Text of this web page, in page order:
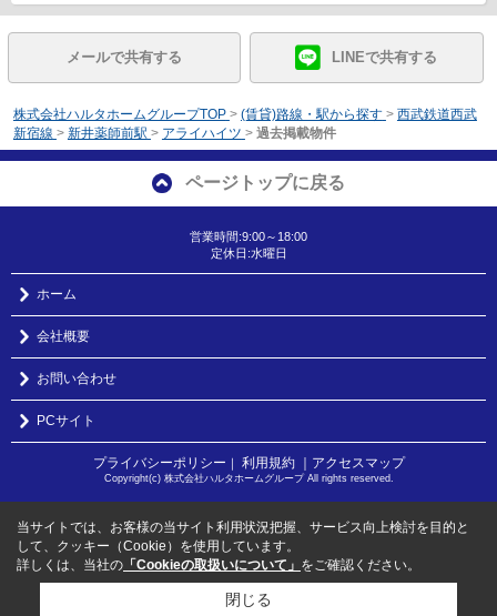
メールで共有する LINEで共有する
株式会社ハルタホームグループTOP > (賃貸)路線・駅から探す > 西武鉄道西武
新宿線 > 新井薬師前駅 > アライハイツ > 過去掲載物件
ページトップに戻る
営業時間:9:00～18:00
定休日:水曜日
ホーム
会社概要
お問い合わせ
PCサイト
プライバシーポリシー ｜ 利用規約 ｜アクセスマップ
Copyright(c) 株式会社ハルタホームグループ All rights reserved.
当サイトでは、お客様の当サイト利用状況把握、サービス向上検討を目的と
して、クッキー（Cookie）を使用しています。
詳しくは、当社の 「Cookieの取扱いについて」 をご確認ください。
閉じる